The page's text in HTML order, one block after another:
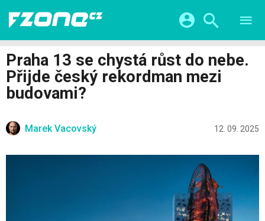
VIDEA
SERIÁLY
CHYTRÁ MĚSTA
ŽIVOT BUDOUCNOSTI
HRY A ZÁBAVA
Facebook Google
Praha 13 se chystá růst do nebe.
Přijde český rekordman mezi
budovami?
Marek Vacovský 12. 09. 2025